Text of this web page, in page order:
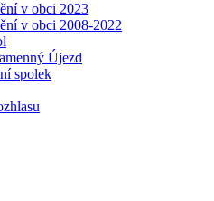
v obci 2023
v obci 2008-2022
Újezd
spolek